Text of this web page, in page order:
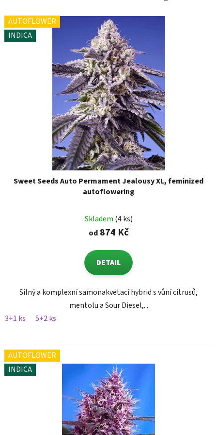
AUTOFLOWER
INDICA
Sweet Seeds Auto Permament Jealousy XL, feminized
autoflowering
Skladem (4 ks)
od874 Kč
DETAIL
Silný a komplexní samonakvétací hybrid s vůní citrusů,
mentolu a Sour Diesel,...
3+1 ks
5+2 ks
AUTOFLOWER
INDICA